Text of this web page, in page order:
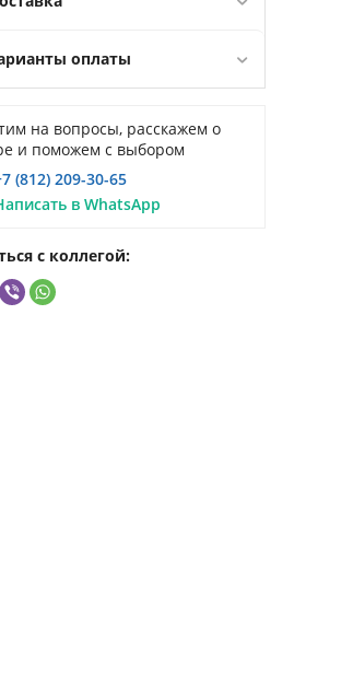
оплаты
на вопросы, расскажем о
и поможем с выбором
(812) 209-30-65
в WhatsApp
с коллегой: